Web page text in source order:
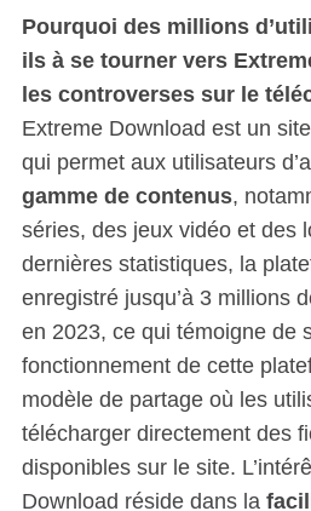
Pourquoi des millions
ils à se tourner vers
les controverses sur le
Extreme Download est un
qui permet aux utilisateurs
gamme de contenus,
séries, des jeux vidéo et des
dernières statistiques, la
enregistré jusqu’à 3 millions
en 2023, ce qui témoigne de
fonctionnement de cette
modèle de partage où les
télécharger directement des
disponibles sur le site.
Download réside dans la